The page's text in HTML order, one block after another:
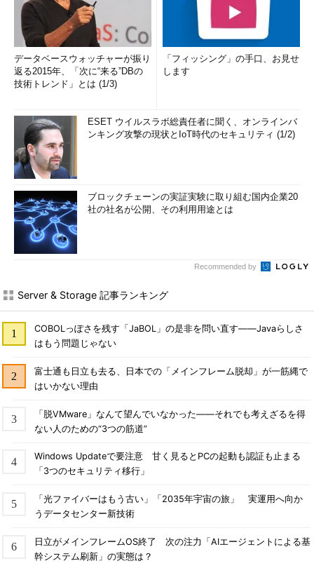
データベースウォッチャーが振り
返る2015年、「次に“来る”DBの
技術トレンド」とは (1/3)
「フィッシング」の手口、お見せ
します
ESET ウイルスラボ総責任者に聞く、オンラインバ
ンキング攻撃の現状とIoT時代のセキュリティ (1/2)
ブロックチェーンの実証実験に取り組む国内企業20
社の社名が公開、その利用用途とは
Recommended by
Server & Storage 記事ランキング
COBOLっぽさを残す「JaBOL」の是非を問い直す――Javaらしさ
はもう問題じゃない
富士通も日立も去る、日本での「メインフレーム脱却」が一筋縄で
はいかない理由
「脱VMware」なんて望んでいなかった――それでも考えざるを得
ない人のための“3つの筋道”
Windows Updateで要注意 甘く見るとPCの起動も認証も止まる
「3つのセキュリティ移行」
「光ファイバーはもう古い」「2035年宇宙の旅」 実運用へ向か
うデータセンター新技術
日立がメインフレームOS終了 次の注力「AIエージェントによる基
幹システム刷新」の実態は？